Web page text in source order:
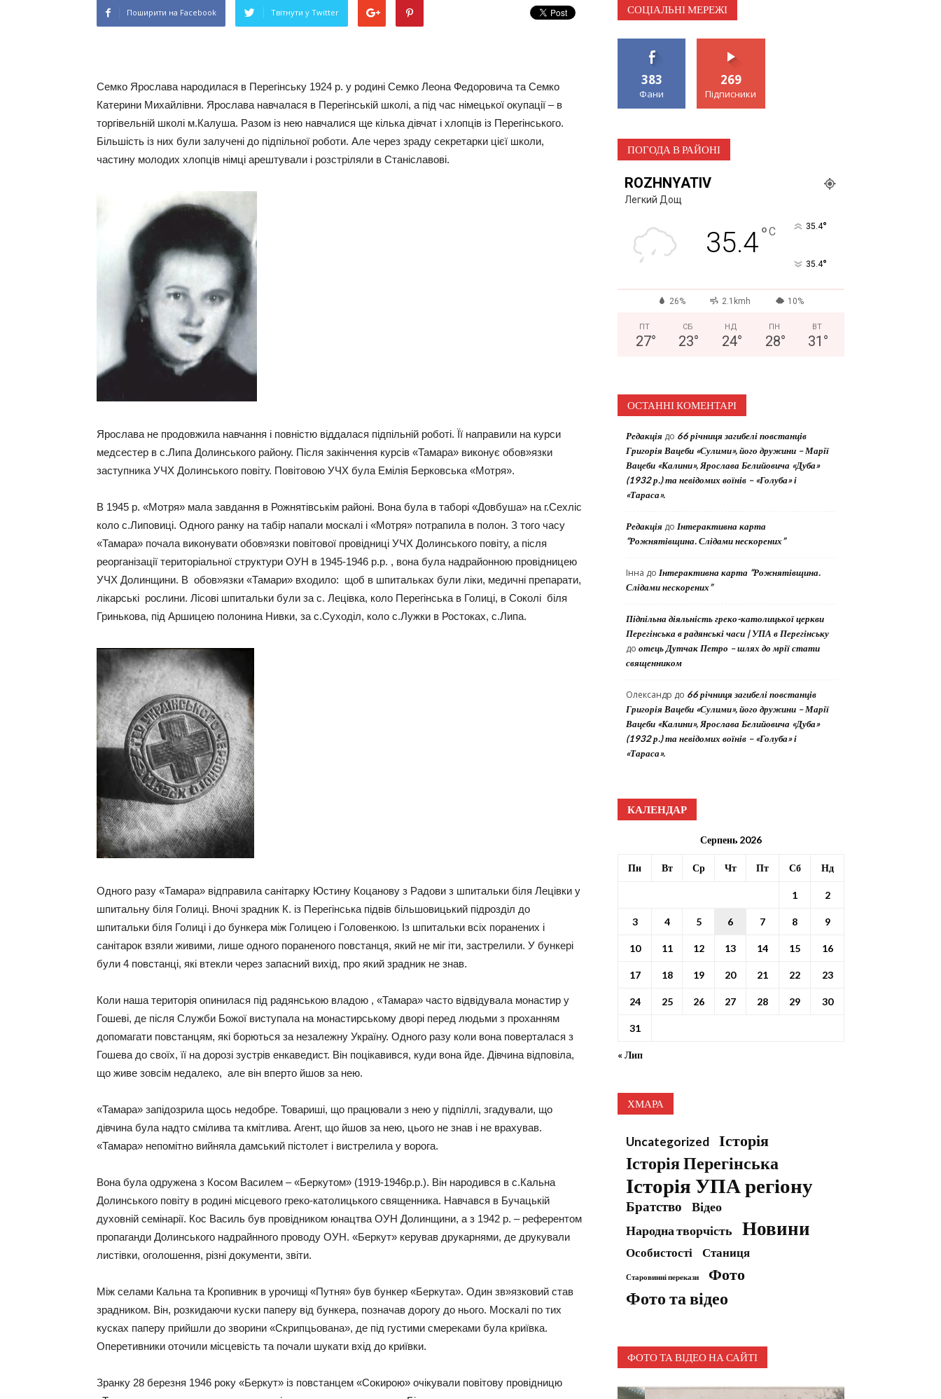
Поширити на Facebook Твітнути у Twitter
Семко Ярослава народилася в Перегінську 1924 р. у родині Семко Леона Федоровича та Семко
Катерини Михайлівни. Ярослава навчалася в Перегінській школі, а під час німецької окупації – в
торгівельній школі м.Калуша. Разом із нею навчалися ще кілька дівчат і хлопців із Перегінського.
Більшість із них були залучені до підпільної роботи. Але через зраду секретарки цієї школи,
частину молодих хлопців німці арештували і розстріляли в Станіславові.
Ярослава не продовжила навчання і повністю віддалася підпільній роботі. Її направили на курси
медсестер в с.Липа Долинського району. Після закінчення курсів «Тамара» виконує обов»язки
заступника УЧХ Долинського повіту. Повітовою УЧХ була Емілія Берковська «Мотря».
В 1945 р. «Мотря» мала завдання в Рожнятівськім районі. Вона була в таборі «Довбуша» на г.Сехліс
коло с.Липовиці. Одного ранку на табір напали москалі і «Мотря» потрапила в полон. З того часу
«Тамара» почала виконувати обов»язки повітової провідниці УЧХ Долинського повіту, а після
реорганізації територіальної структури ОУН в 1945-1946 р.р. , вона була надрайонною провідницею
УЧХ Долинщини. В обов»язки «Тамари» входило: щоб в шпитальках були ліки, медичні препарати,
лікарські рослини. Лісові шпитальки були за с. Лецівка, коло Перегінська в Голиці, в Соколі біля
Гринькова, під Аршицею полонина Нивки, за с.Суходіл, коло с.Лужки в Ростоках, с.Липа.
Одного разу «Тамара» відправила санітарку Юстину Коцанову з Радови з шпитальки біля Лецівки у
шпитальну біля Голиці. Вночі зрадник К. із Перегінська підвів більшовицький підрозділ до
шпитальки біля Голиці і до бункера між Голицею і Головенкою. Із шпитальки всіх поранених і
санітарок взяли живими, лише одного пораненого повстанця, який не міг іти, застрелили. У бункері
були 4 повстанці, які втекли через запасний вихід, про який зрадник не знав.
Коли наша територія опинилася під радянською владою , «Тамара» часто відвідувала монастир у
Гошеві, де після Служби Божої виступала на монастирському дворі перед людьми з проханням
допомагати повстанцям, які борються за незалежну Україну. Одного разу коли вона поверталася з
Гошева до своїх, її на дорозі зустрів енкаведист. Він поцікавився, куди вона йде. Дівчина відповіла,
що живе зовсім недалеко, але він вперто йшов за нею.
«Тамара» запідозрила щось недобре. Товариші, що працювали з нею у підпіллі, згадували, що
дівчина була надто смілива та кмітлива. Агент, що йшов за нею, цього не знав і не врахував.
«Тамара» непомітно вийняла дамський пістолет і вистрелила у ворога.
Вона була одружена з Косом Василем – «Беркутом» (1919-1946р.р.). Він народився в с.Кальна
Долинського повіту в родині місцевого греко-католицького священника. Навчався в Бучацькій
духовній семінарії. Кос Василь був провідником юнацтва ОУН Долинщини, а з 1942 р. – референтом
пропаганди Долинського надрайнного проводу ОУН. «Беркут» керував друкарнями, де друкували
листівки, оголошення, різні документи, звіти.
Між селами Кальна та Кропивник в урочищі «Путня» був бункер «Беркута». Один зв»язковий став
зрадником. Він, розкидаючи куски паперу від бункера, позначав дорогу до нього. Москалі по тих
кусках паперу прийшли до зворини «Скрипцьована», де під густими смереками була криївка.
Оперетивники оточили місцевість та почали шукати вхід до криївки.
Зранку 28 березня 1946 року «Беркут» із повстанцем «Сокирою» очікували повітову провідницю
СОЦІАЛЬНІ МЕРЕЖІ
383
Фани
269
Підписники
ПОГОДА В РАЙОНІ
ROZHNYATIV
Легкий Дощ
35.4°C 35.4°
35.4°
26% 2.1kmh 10%
ПТ
27°
СБ
23°
НД
24°
ПН
28°
ВТ
31 °
ОСТАННІ КОМЕНТАРІ
Редакція до 66 річниця загибелі повстанців
Григорія Вацеби «Сулими», його дружини – Марії
Вацеби «Калини», Ярослава Белийовича «Дуба»
(1932 р.) та невідомих воїнів – «Голуба» і
«Тараса».
Редакція до Інтерактивна карта
“Рожнятівщина. Слідами нескорених”
Інна до Інтерактивна карта “Рожнятівщина.
Слідами нескорених”
Підпільна діяльність греко-католицької церкви
Перегінська в радянські часи | УПА в Перегінську
до отець Дутчак Петро – шлях до мрії стати
священником
Олександр до 66 річниця загибелі повстанців
Григорія Вацеби «Сулими», його дружини – Марії
Вацеби «Калини», Ярослава Белийовича «Дуба»
(1932 р.) та невідомих воїнів – «Голуба» і
«Тараса».
КАЛЕНДАР
Серпень 2026
Пн Вт Ср Чт Пт Сб Нд
« Лип
1 2
3 4 5 6 7 8 9
10 11 12 13 14 15 16
17 18 19 20 21 22 23
24 25 26 27 28 29 30
31
ХМАРА
Uncategorized Історія
Історія Перегінська
Історія УПА регіону
Братство
Відео
Народна творчість
Новини
Особистості Станиця
Старовинні перекази Фото
Фото та відео
ФОТО ТА ВІДЕО НА САЙТІ